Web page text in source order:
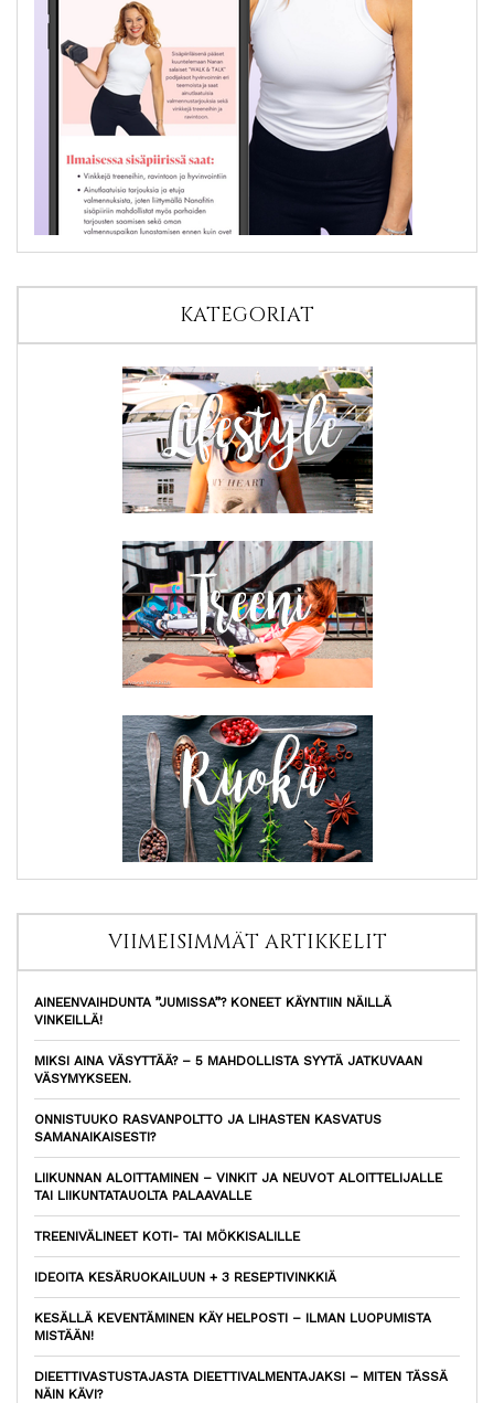
KATEGORIAT
VIIMEISIMMÄT ARTIKKELIT
AINEENVAIHDUNTA ”JUMISSA”? KONEET KÄYNTIIN NÄILLÄ
VINKEILLÄ!
MIKSI AINA VÄSYTTÄÄ? – 5 MAHDOLLISTA SYYTÄ JATKUVAAN
VÄSYMYKSEEN.
ONNISTUUKO RASVANPOLTTO JA LIHASTEN KASVATUS
SAMANAIKAISESTI?
LIIKUNNAN ALOITTAMINEN – VINKIT JA NEUVOT ALOITTELIJALLE
TAI LIIKUNTATAUOLTA PALAAVALLE
TREENIVÄLINEET KOTI- TAI MÖKKISALILLE
IDEOITA KESÄRUOKAILUUN + 3 RESEPTIVINKKIÄ
KESÄLLÄ KEVENTÄMINEN KÄY HELPOSTI – ILMAN LUOPUMISTA
MISTÄÄN!
DIEETTIVASTUSTAJASTA DIEETTIVALMENTAJAKSI – MITEN TÄSSÄ
NÄIN KÄVI?